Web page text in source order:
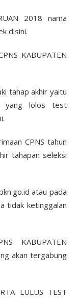
2018 nama
disini.
KABUPATEN
tahap akhir yaitu
yang lolos test
CPNS tahun
tahapan seleksi
atau pada
tidak ketinggalan
KABUPATEN
akan tergabung